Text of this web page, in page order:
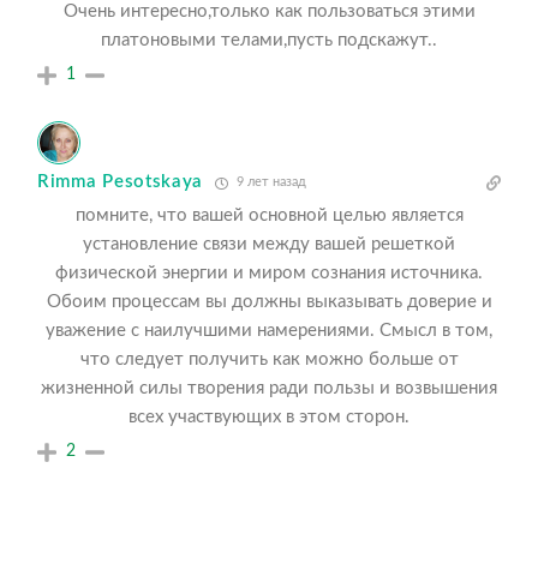
Очень интересно,только как пользоваться этими
платоновыми телами,пусть подскажут..
1
Rimma Pesotskaya 9 лет назад
помните, что вашей основной целью является
установление связи между вашей решеткой
физической энергии и миром сознания источника.
Обоим процессам вы должны выказывать доверие и
уважение с наилучшими намерениями. Смысл в том,
что следует получить как можно больше от
жизненной силы творения ради пользы и возвышения
всех участвующих в этом сторон.
2